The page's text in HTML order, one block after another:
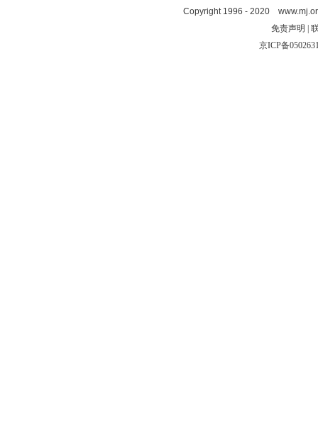
Copyright 1996 - 2020
免责声明 |
京ICP备